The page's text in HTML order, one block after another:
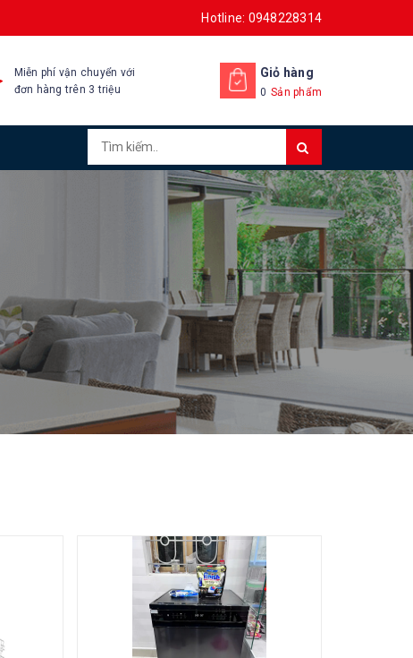
Hotline: 0948228314
Miễn phí vận chuyển với
đơn hàng trên 3 triệu
Giỏ hàng
0 Sản phẩm